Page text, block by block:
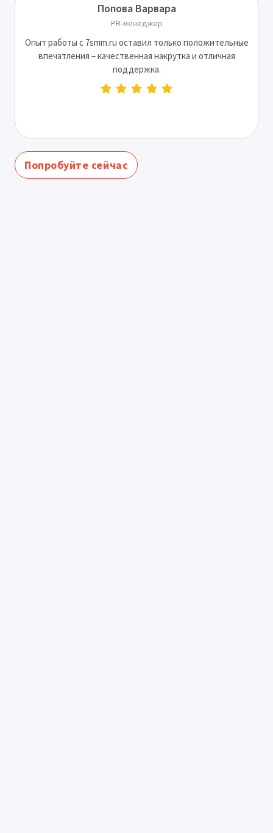
Попова Варвара
PR-менеджер
Опыт работы с 7smm.ru оставил только положительные
впечатления – качественная накрутка и отличная
поддержка.
Попробуйте сейчас